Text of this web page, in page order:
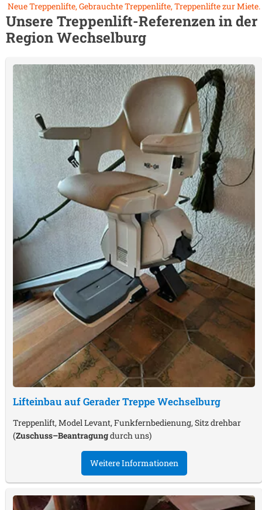
Neue Treppenlifte, Gebrauchte Treppenlifte, Treppenlifte zur Miete.
Unsere Treppenlift-Referenzen in der
RegionWechselburg
Lifteinbau auf Gerader TreppeWechselburg
Treppenlift, Model Levant, Funkfernbedienung, Sitz drehbar
(Zuschuss–Beantragungdurch uns)
Weitere Informationen